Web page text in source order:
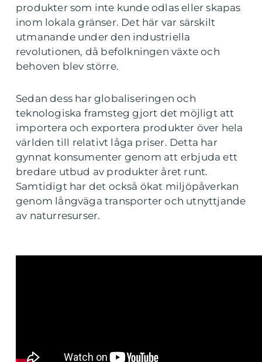
produkter som inte kunde odlas eller skapas
inom lokala gränser. Det här var särskilt
utmanande under den industriella
revolutionen, då befolkningen växte och
behoven blev större.
Sedan dess har globaliseringen och
teknologiska framsteg gjort det möjligt att
importera och exportera produkter över hela
världen till relativt låga priser. Detta har
gynnat konsumenter genom att erbjuda ett
bredare utbud av produkter året runt.
Samtidigt har det också ökat miljöpåverkan
genom långväga transporter och utnyttjande
av naturresurser.